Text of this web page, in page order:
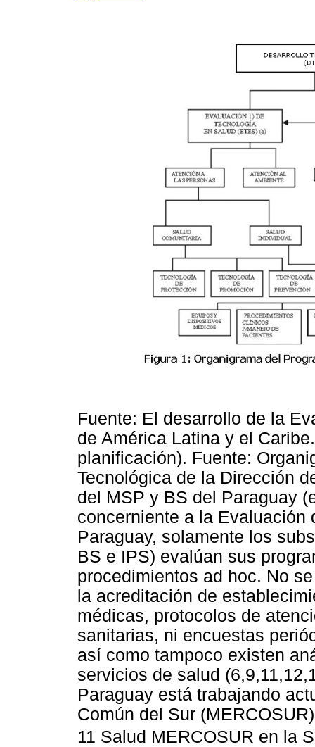
Fuente: El desarrollo de la
de América Latina y el
planificación). Fuente:
Tecnológica de la Dirección
del MSP y BS del Paraguay
concerniente a la Evaluación
Paraguay, solamente los
BS e IPS) evalúan sus
procedimientos ad hoc. No
la acreditación de
médicas, protocolos de
sanitarias, ni encuestas
así como tampoco existen
servicios de salud
Paraguay está trabajando
Común del Sur
11 Salud MERCOSUR en